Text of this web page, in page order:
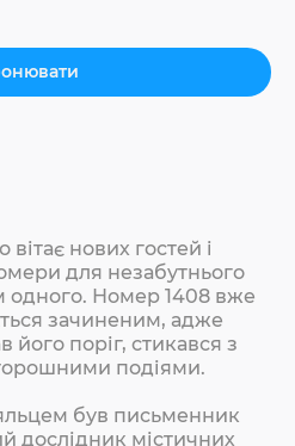
вітає нових гостей і
для незабутнього
одного. Номер 1408 вже
зачиненим, адже
його поріг, стикався з
подіями.
був письменник
дослідник містичних